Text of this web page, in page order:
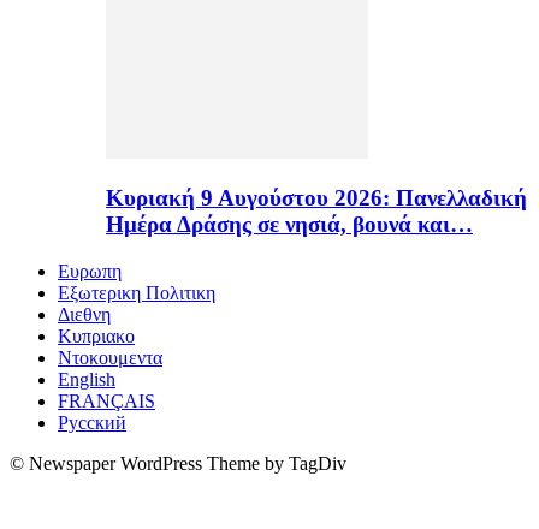
Κυριακή 9 Αυγούστου 2026: Πανελλαδική
Ημέρα Δράσης σε νησιά, βουνά και…
Ευρωπη
Εξωτερικη Πολιτικη
Διεθνη
Κυπριακο
Ντοκουμεντα
English
FRANÇAIS
Русский
© Newspaper WordPress Theme by TagDiv